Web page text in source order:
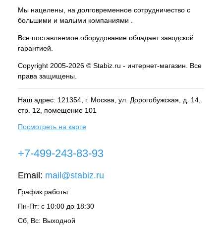
Мы нацелены, на долговременное сотрудничество с
большими и малыми компаниями .
Все поставляемое оборудование обладает заводской
гарантией.
Copyright 2005-2026 © Stabiz.ru - интернет-магазин. Все
права защищены.
Наш адрес: 121354, г. Москва , ул. Дорогобужская, д. 14,
стр. 12, помещение 101
Посмотреть на карте
+7-499-243-83-93
Email: mail@stabiz.ru
График работы:
Пн-Пт: с 10:00 до 18:30
Сб, Вс: Выходной